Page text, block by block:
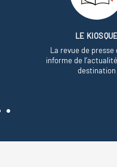
LE
La revue de presse
informe de
destination